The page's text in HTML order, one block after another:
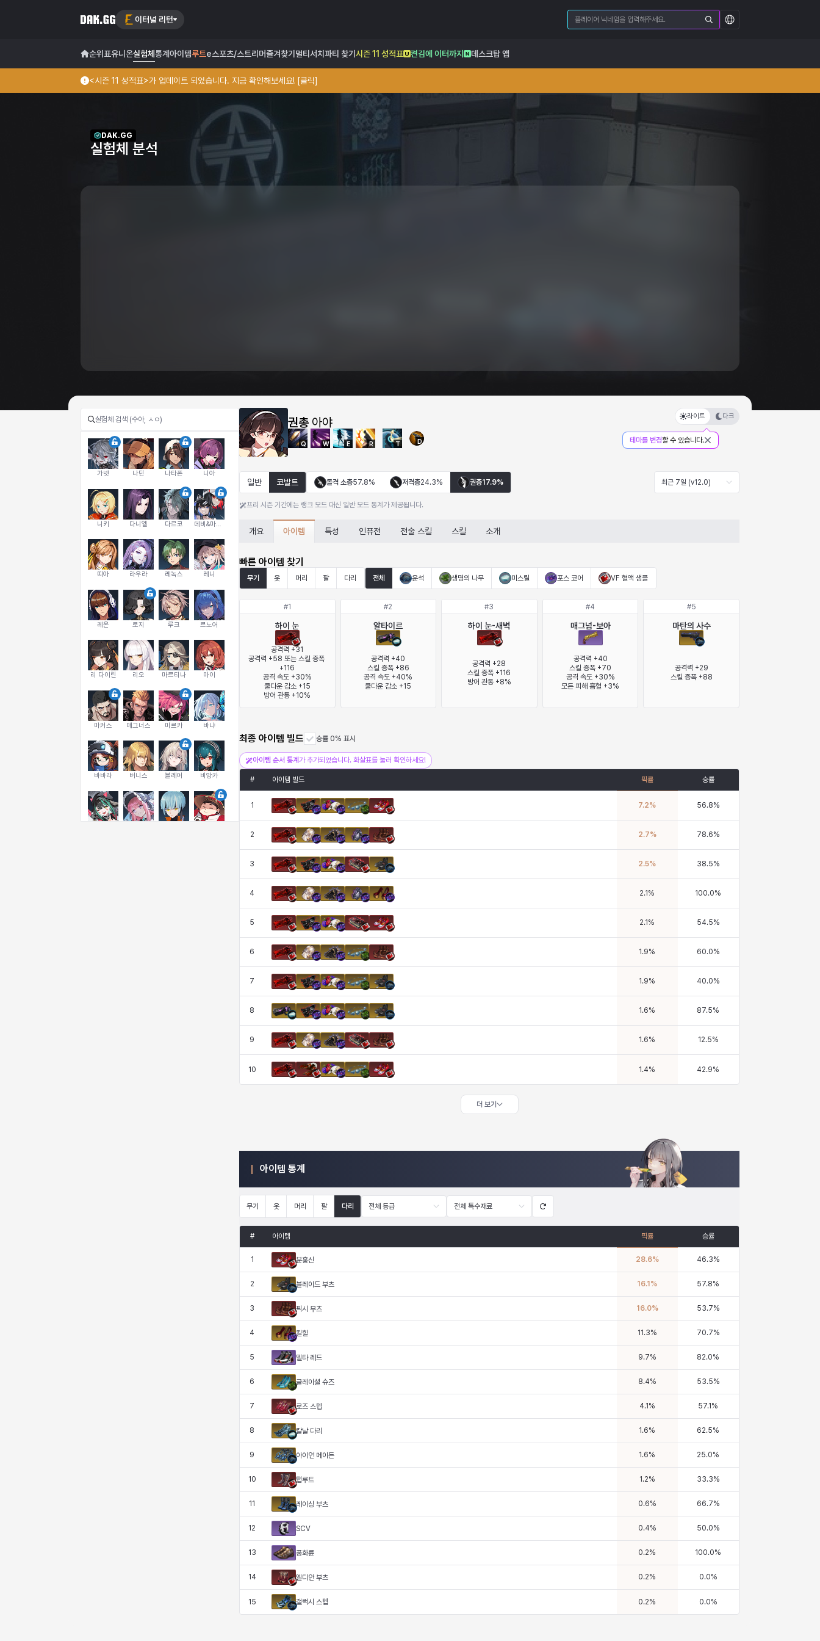
이터널 리턴
순위표유니온실험체 통계 아이템루트e스포츠/스트리머즐겨찾기 멀티서치 파티 찾기 시즌 11 성적표 켠김에 이터까지 데스크탑 앱
<시즌 11 성적표>가 업데이트 되었습니다. 지금 확인해보세요! [클릭]
DAK.GG
실험체 분석
가넷 나딘 나타폰 니아
니키 다니엘 다르코
띠아 라우라 레녹스 레니
레온 로지 루크 르노어
리 다이린 리오 마르티나 마이
마커스 매그너스 미르카 바냐
바바라 버니스 블레어 비앙카
권총 아야
Q W E R T D
라이트 다크
테마를 변경할 수 있습니다.
일반 코발트 돌격 소총57.8% 저격총24.3% 권총17.9% 최근 7일 (v12.0)
프리 시즌 기간에는 랭크 모드 대신 일반 모드 통계가 제공됩니다.
개요 아이템 특성 인퓨전 전술 스킬 스킬 소개
빠른 아이템 찾기
무기 옷 머리 팔 다리 전체 운석 생명의 나무 미스릴 포스 코어 VF 혈액 샘플
#1
하이 눈
공격력 +31
공격력 +58 또는 스킬 증폭
+116
공격 속도 +30%
쿨다운 감소 +15
방어 관통 +10%
#2
알타이르
공격력 +40
스킬 증폭 +86
공격 속도 +40%
쿨다운 감소 +15
#3
하이 눈-새벽
공격력 +28
스킬 증폭 +116
방어 관통 +8%
#4
매그넘-보아
공격력 +40
스킬 증폭 +70
공격 속도 +30%
모든 피해 흡혈 +3%
#5
마탄의 사수
공격력 +29
스킬 증폭 +88
최종 아이템 빌드 승률 0% 표시
아이템 순서 통계 가 추가되었습니다. 화살표를 눌러 확인하세요!
# 아이템 빌드 픽률 승률
1 7.2% 56.8%
2 2.7% 78.6%
3 2.5% 38.5%
4 2.1 % 100.0%
5 2.1 % 54.5%
6 1.9% 60.0%
7 1.9% 40.0%
8 1.6% 87.5%
9 1.6% 12.5%
10 1.4% 42.9%
더 보기
아이템 통계
무기 옷 머리 팔 다리 전체 등급 전체 특수재료
# 아이템 픽률 승률
1 분홍신 28.6% 46.3%
2 블레이드 부츠 16.1 % 57.8%
3 픽시 부츠 16.0% 53.7%
4 킬힐 11.3% 70.7%
5 델타 레드 9.7% 82.0%
6 글레이셜 슈즈 8.4% 53.5%
7 로즈 스텝 4.1 % 57.1 %
8 칼날 다리 1.6% 62.5%
9 아이언 메이든 1.6% 25.0%
10 탭루트 1.2% 33.3%
11 레이싱 부츠 0.6% 66.7%
12 SCV 0.4% 50.0%
13 풍화륜 0.2% 100.0%
14 엘디안 부츠 0.2% 0.0%
15 갤럭시 스텝 0.2% 0.0%